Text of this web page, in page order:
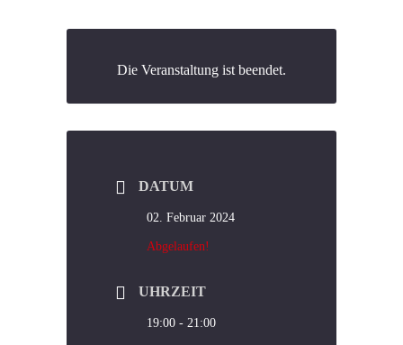
Die Veranstaltung ist beendet.
DATUM
02. Februar 2024
Abgelaufen!
UHRZEIT
19:00 - 21:00